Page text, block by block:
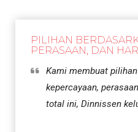
PILIHAN
PERASAAN, DAN
Kami membuat
kepercayaan,
total ini, Dinnissen